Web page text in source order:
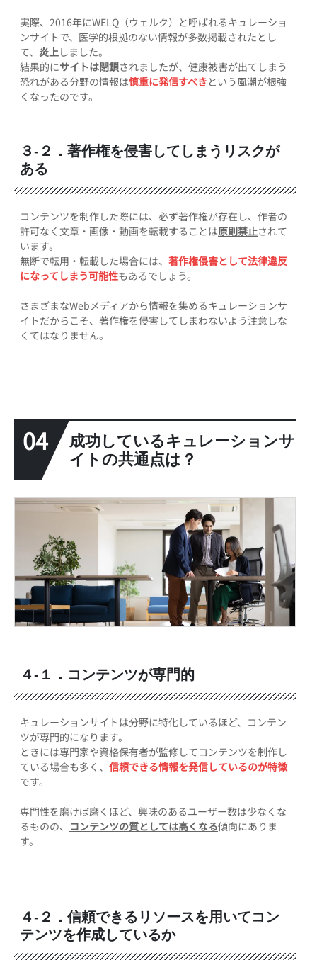
実際、2016年にWELQ（ウェルク）と呼ばれるキュレーショ
ンサイトで、医学的根拠のない情報が多数掲載されたとし
て、 炎上しました。
結果的にサイトは閉鎖されましたが、健康被害が出てしまう
恐れがある分野の情報は慎重に発信すべきという風潮が根強
くなったのです。
３-２．著作権を侵害してしまうリスクが
ある
コンテンツを制作した際には、必ず著作権が存在し、作者の
許可なく文章・画像・動画を転載することは原則禁止されて
います。
無断で転用・転載した場合には、 著作権侵害として法律違反
になってしまう可能性もあるでしょう。
さまざまなWebメディアから情報を集めるキュレーションサ
イトだからこそ、著作権を侵害してしまわないよう注意しな
くてはなりません。
04
成功しているキュレーションサ
イトの共通点は？
４-１．コンテンツが専門的
キュレーションサイトは分野に特化しているほど、コンテン
ツが専門的になります。
ときには専門家や資格保有者が監修してコンテンツを制作し
ている場合も多く、 信頼できる情報を発信しているのが特徴
です。
専門性を磨けば磨くほど、興味のあるユーザー数は少なくな
るものの、 コンテンツの質としては高くなる傾向にありま
す。
４-２．信頼できるリソースを用いてコン
テンツを作成しているか